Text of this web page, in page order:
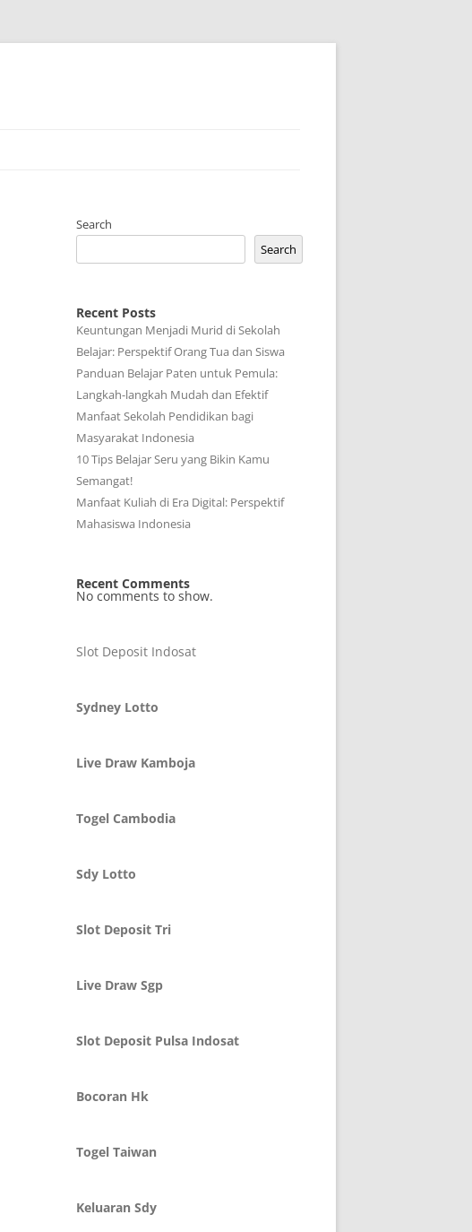
Search
Search
Recent Posts
Keuntungan Menjadi Murid di Sekolah
Belajar: Perspektif Orang Tua dan Siswa
Panduan Belajar Paten untuk Pemula:
Langkah-langkah Mudah dan Efektif
Manfaat Sekolah Pendidikan bagi
Masyarakat Indonesia
10 Tips Belajar Seru yang Bikin Kamu
Semangat!
Manfaat Kuliah di Era Digital: Perspektif
Mahasiswa Indonesia
Recent Comments
No comments to show.
Slot Deposit Indosat
Sydney Lotto
Live Draw Kamboja
Togel Cambodia
Sdy Lotto
Slot Deposit Tri
Live Draw Sgp
Slot Deposit Pulsa Indosat
Bocoran Hk
Togel Taiwan
Keluaran Sdy